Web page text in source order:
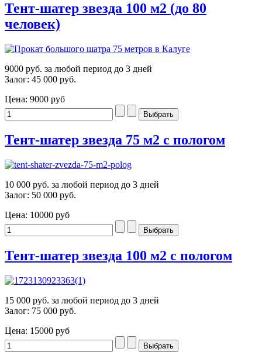
Тент-шатер звезда 100 м2 (до 80
человек)
9000 руб. за любой период до 3 дней
Залог: 45 000 руб.
Цена: 9000 руб
Тент-шатер звезда 75 м2 с пологом
10 000 руб. за любой период до 3 дней
Залог: 50 000 руб.
Цена: 10000 руб
Тент-шатер звезда 100 м2 с пологом
15 000 руб. за любой период до 3 дней
Залог: 75 000 руб.
Цена: 15000 руб